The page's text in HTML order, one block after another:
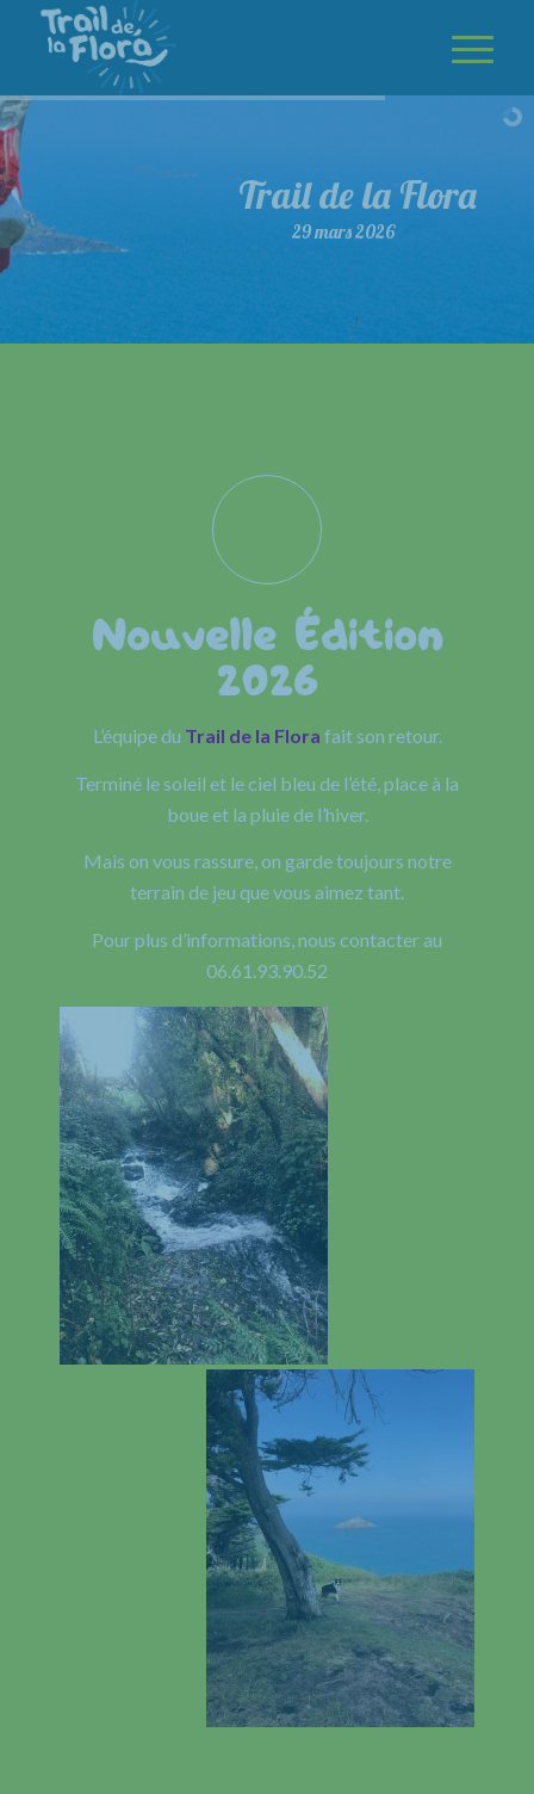
Trail de la Flora
29 mars 2026
Nouvelle Édition
2026
L’équipe du Trail de la Flora fait son retour.
Terminé le soleil et le ciel bleu de l’été, place à la
boue et la pluie de l’hiver.
Mais on vous rassure, on garde toujours notre
terrain de jeu que vous aimez tant.
Pour plus d’informations, nous contacter au
06.61.93.90.52